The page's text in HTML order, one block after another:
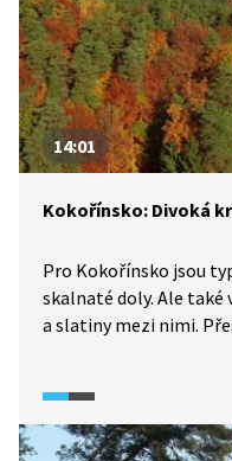
14:01
Kokořínsko: Divoká
Pro Kokořínsko jsou
skalnaté doly. Ale také
a slatiny mezi nimi.